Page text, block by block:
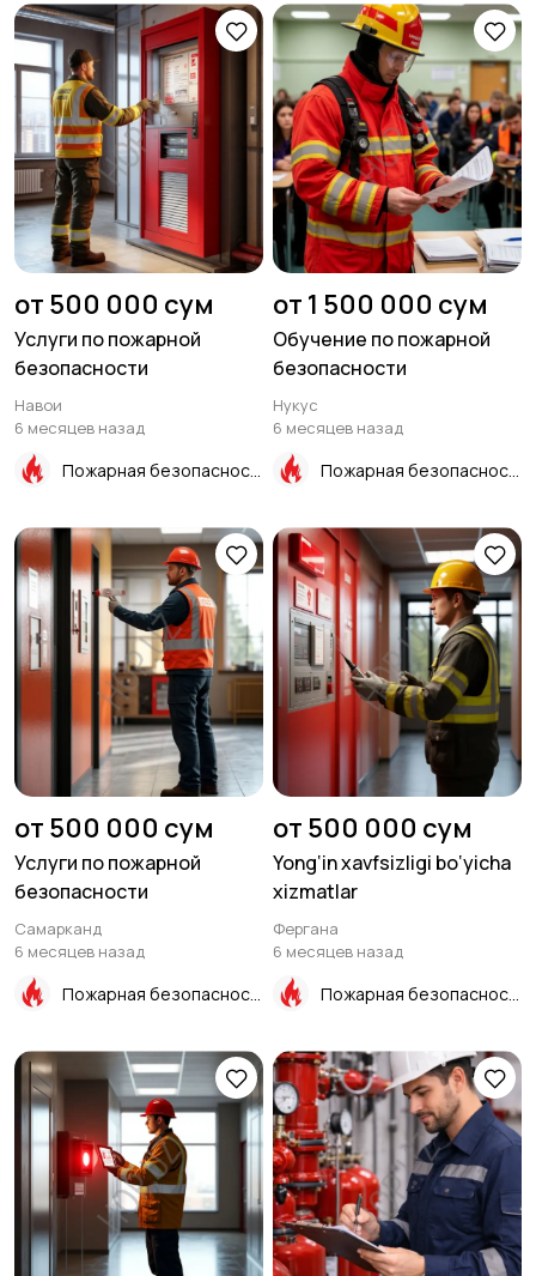
от 500 000 сум
Услуги по пожарной
безопасности
Навои
6 месяцев назад
от 1 500 000 сум
Обучение по пожарной
безопасности
Нукус
6 месяцев назад
от 500 000 сум
Услуги по пожарной
безопасности
Самарканд
6 месяцев назад
от 500 000 сум
Yong‘in xavfsizligi bo‘yicha
xizmatlar
Фергана
6 месяцев назад